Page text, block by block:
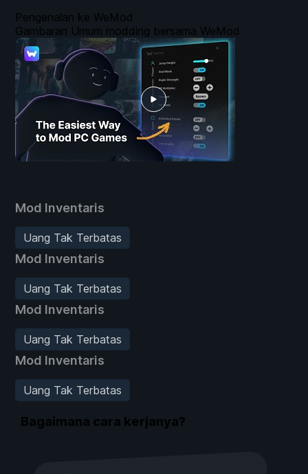
Mod Inventaris
Uang Tak Terbatas
Mod Inventaris
Uang Tak Terbatas
Mod Inventaris
Uang Tak Terbatas
Mod Inventaris
Uang Tak Terbatas
Pengenalan ke WeMod
Gambaran Umum modding bersama WeMod
Bagaimana cara kerjanya?